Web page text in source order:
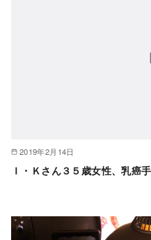
2019年2月14日
Ｉ・Ｋさん３５歳女性、乳癌